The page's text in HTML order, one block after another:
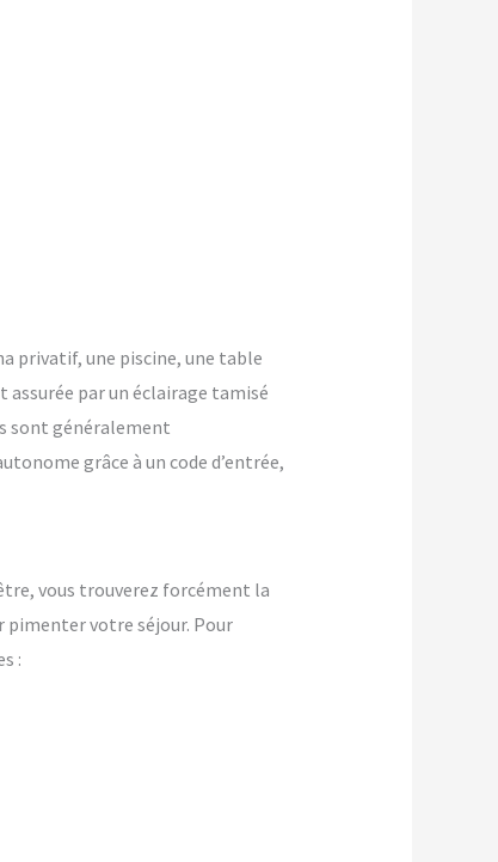
privatif, une piscine, une table
assurée par un éclairage tamisé
sont généralement
grâce à un code d’entrée,
vous trouverez forcément la
pimenter votre séjour. Pour
: